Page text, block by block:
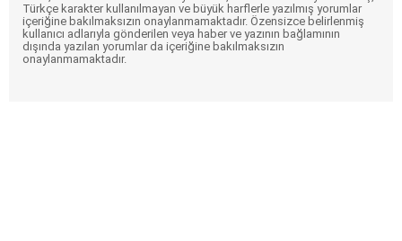
Türkçe karakter kullanılmayan ve büyük harflerle yazılmış yorumlar
içeriğine bakılmaksızın onaylanmamaktadır. Özensizce belirlenmiş
kullanıcı adlarıyla gönderilen veya haber ve yazının bağlamının
dışında yazılan yorumlar da içeriğine bakılmaksızın
onaylanmamaktadır.